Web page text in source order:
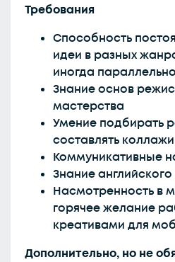
Требования
Способность
идеи в разных
иногда параллельно
Знание основ
мастерства
Умение подбирать
составлять
Коммуникативные
Знание
Насмотренность в
горячее желание
креативами для
Дополнительно, но не